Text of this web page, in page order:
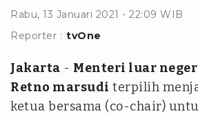
Rabu, 13 Januari 2021 - 22:09 WIB
Reporter : tvOne
Jakarta - Menteri luar
Retno marsudi terpilih
ketua bersama (co-chair)